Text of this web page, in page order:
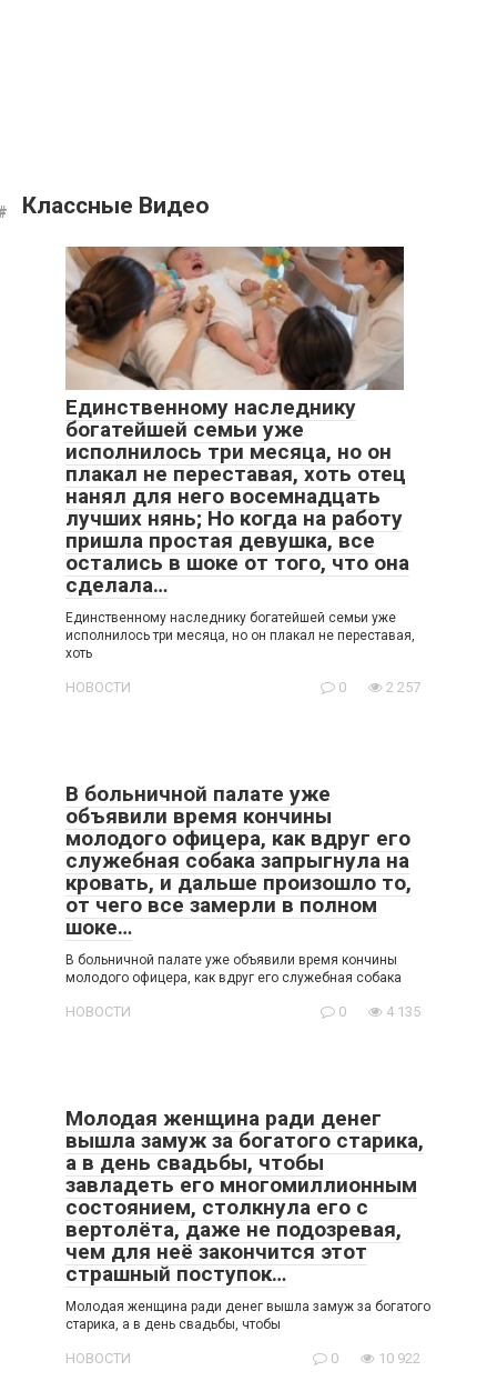
Классные Видео
Единственному наследнику
богатейшей семьи уже
исполнилось три месяца, но он
плакал не переставая, хоть отец
нанял для него восемнадцать
лучших нянь; Но когда на работу
пришла простая девушка, все
остались в шоке от того, что она
сделала…
Единственному наследнику богатейшей семьи уже
исполнилось три месяца, но он плакал не переставая,
хоть
НОВОСТИ 0 2 257
В больничной палате уже
объявили время кончины
молодого офицера, как вдруг его
служебная собака запрыгнула на
кровать, и дальше произошло то,
от чего все замерли в полном
шоке…
В больничной палате уже объявили время кончины
молодого офицера, как вдруг его служебная собака
НОВОСТИ 0 4 135
Молодая женщина ради денег
вышла замуж за богатого старика,
а в день свадьбы, чтобы
завладеть его многомиллионным
состоянием, столкнула его с
вертолёта, даже не подозревая,
чем для неё закончится этот
страшный поступок…
Молодая женщина ради денег вышла замуж за богатого
старика, а в день свадьбы, чтобы
НОВОСТИ 0 10 922